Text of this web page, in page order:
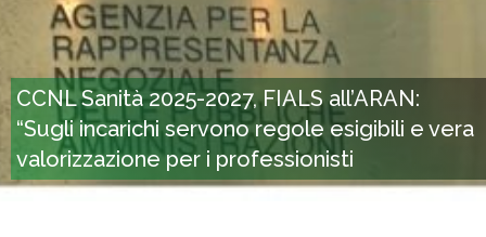
CCNL Sanità 2025-2027, FIALS all’ARAN:
“Sugli incarichi servono regole esigibili e vera
valorizzazione per i professionisti